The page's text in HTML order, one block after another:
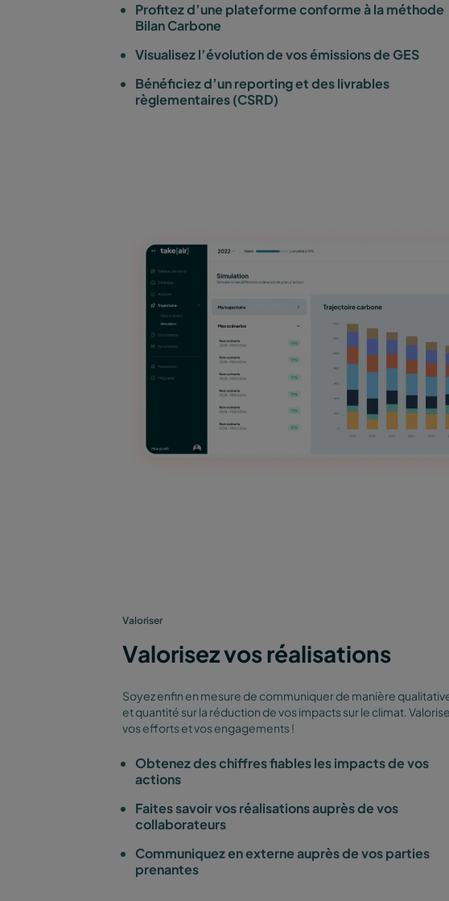
Profitez d’une plateforme conforme à la méthode
Bilan Carbone
Visualisez l’évolution de vos émissions de GES
Bénéficiez d’un reporting et des livrables
règlementaires (CSRD)
Valoriser
Valorisez vos réalisations
Soyez enfin en mesure de communiquer de manière
et quantité sur la réduction de vos impacts sur le climat.
vos efforts et vos engagements !
Obtenez des chiffres fiables les impacts de vos
actions
Faites savoir vos réalisations auprès de vos
collaborateurs
Communiquez en externe auprès de vos parties
prenantes